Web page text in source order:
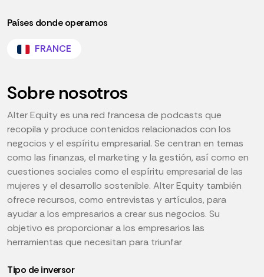
Países donde operamos
FRANCE
Sobre nosotros
Alter Equity es una red francesa de podcasts que
recopila y produce contenidos relacionados con los
negocios y el espíritu empresarial. Se centran en temas
como las finanzas, el marketing y la gestión, así como en
cuestiones sociales como el espíritu empresarial de las
mujeres y el desarrollo sostenible. Alter Equity también
ofrece recursos, como entrevistas y artículos, para
ayudar a los empresarios a crear sus negocios. Su
objetivo es proporcionar a los empresarios las
herramientas que necesitan para triunfar
Tipo de inversor